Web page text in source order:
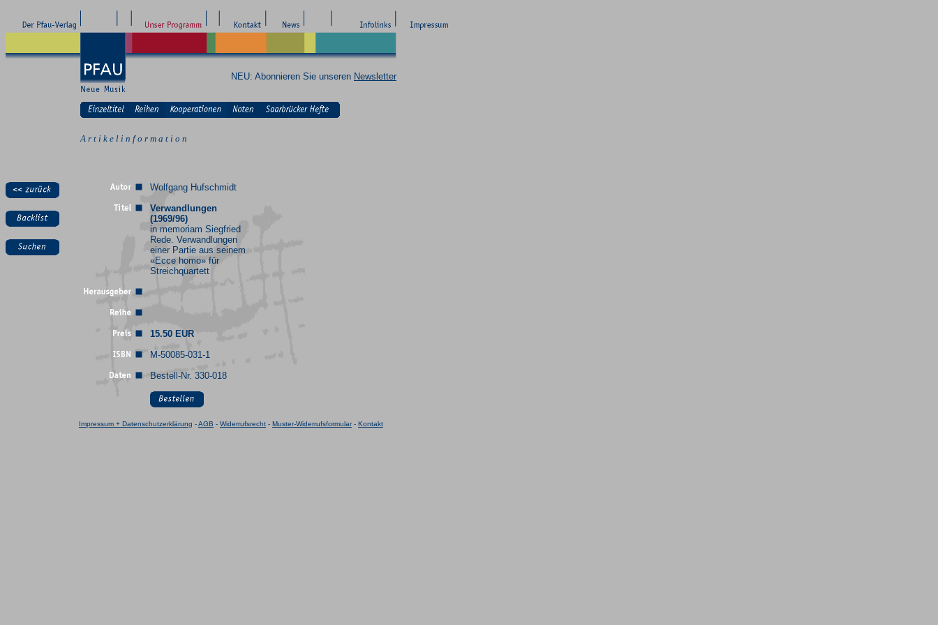
NEU: Abonnieren Sie unseren Newsletter
A r t i k e l i n f o r m a t i o n
Wolfgang Hufschmidt
Verwandlungen
(1969/96)
in memoriam Siegfried
Rede. Verwandlungen
einer Partie aus seinem
«Ecce homo» für
Streichquartett
15.50 EUR
M-50085-031-1
Bestell-Nr. 330-018
Impressum + Datenschutzerklärung -AGB - Widerrufsrecht - Muster-Widerrufsformular- Kontakt